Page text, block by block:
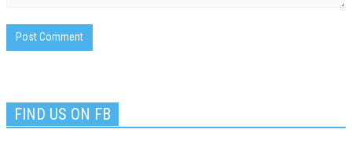
FIND US ON FB